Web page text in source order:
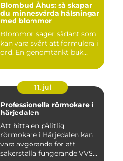
Blombud Åhus: så skapar
du minnesvärda hälsningar
med blommor
Blommor säger sådant som
kan vara svårt att formulera i
ord. En genomtänkt buk...
11. jul
Professionella rörmokare i
härjedalen
Att hitta en pålitlig
rörmokare i Härjedalen kan
vara avgörande för att
säkerställa fungerande VVS-